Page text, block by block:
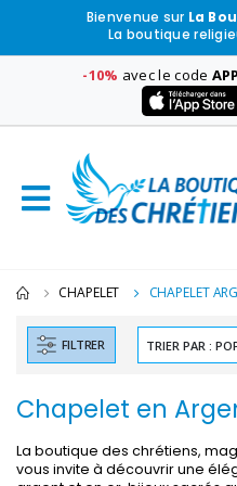
Bienvenue sur La
La boutique
-10% avec le code
CHAPELET CHAPELET
FILTRER
Chapelet en
La boutique des chrétiens,
vous invite à découvrir une